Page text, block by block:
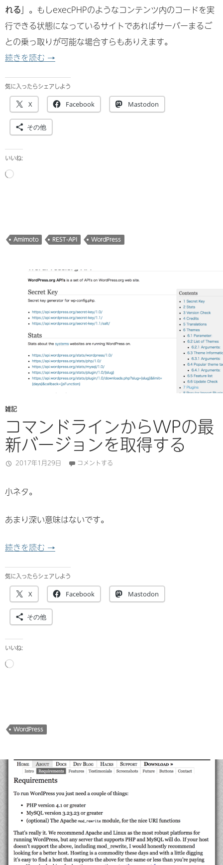
れる」。もしexecPHPのようなコンテンツ内のコードを実
行できる状態になっているサイトであればサーバーまるご
との乗っ取りが可能な場合すらもありえます。
続きを読む WP4.7 のREST APIの深刻なバグについて ~検
→
気に入ったらシェアしよう
X Facebook Mastodon
その他
いいね:
読
Amimoto REST-API WordPress
雑記
コマンドラインからWPの最
新バージョンを取得する
2017年1月29日 コメントする
小ネタ。
あまり深い意味はないです。
続きを読む コマンドラインからWPの最新バージョンを取得
→
気に入ったらシェアしよう
X Facebook Mastodon
その他
いいね:
読
WordPress